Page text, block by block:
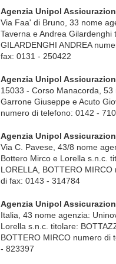
Agenzia Unipol
Via Faa' di Bruno, 33 nome
Taverna e Andrea Gilardenghi
GILARDENGHI ANDREA
fax: 0131 - 250422
Agenzia Unipol
15033 - Corso Manacorda, 53
Garrone Giuseppe e Acuto
numero di telefono: 0142 -
Agenzia Unipol
Via C. Pavese, 43/8 nome
Bottero Mirco e Lorella s.n.c.
LORELLA, BOTTERO
di fax: 0143 - 314784
Agenzia Unipol
Italia, 43 nome agenzia:
Lorella s.n.c. titolare:
BOTTERO MIRCO numero
- 823397